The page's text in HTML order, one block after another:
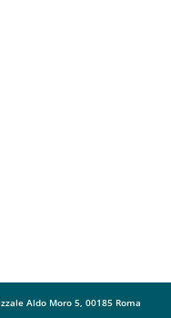
Aldo Moro 5, 00185 Roma